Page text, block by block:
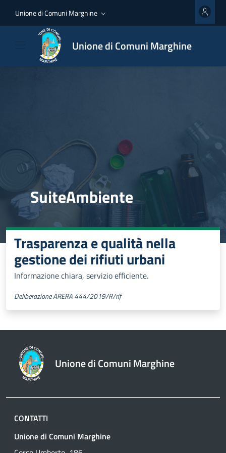
Unione di Comuni Marghine
Unione di Comuni Marghine
SuiteAmbiente
Trasparenza e qualità nella
gestione dei rifiuti urbani
Informazione chiara, servizio efficiente.
Deliberazione ARERA 444/2019/R/rif
Unione di Comuni Marghine
CONTATTI
Unione di Comuni Marghine